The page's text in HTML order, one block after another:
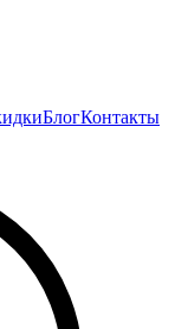
БлогКонтакты